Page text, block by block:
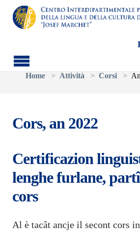
Skip to main content
You are here:
Home
Attività Corsi
Cors, an 2022
Certificazion
lenghe furlane,
cors
Al è tacât ancje il secont cors